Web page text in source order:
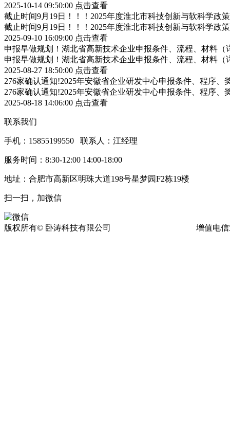
2025-10-14 09:50:00 点击查看
截止时间9月19日！！！2025年度淮北市科技创新与软科学
截止时间9月19日！！！2025年度淮北市科技创新与软科学
2025-09-10 16:09:00 点击查看
申报早做规划！湖北省高新技术企业申报条件、流程、材料（
申报早做规划！湖北省高新技术企业申报条件、流程、材料（
2025-08-27 18:50:00 点击查看
276家确认通知!2025年安徽省企业研发中心申报条件、程序、
276家确认通知!2025年安徽省企业研发中心申报条件、程序、
2025-08-18 14:06:00 点击查看
联系我们
手机：15855199550 联系人：江经理
服务时间：8:30-12:00 14:00-18:00
地址：合肥市高新区明珠大道198号星梦园F2栋19楼
扫一扫，加微信
版权所有© 卧涛科技有限公司 增值电